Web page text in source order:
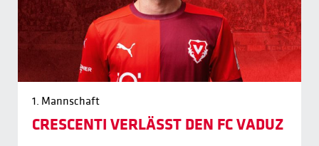
1. Mannschaft
CRESCENTI VERLÄSST DEN FC VADUZ